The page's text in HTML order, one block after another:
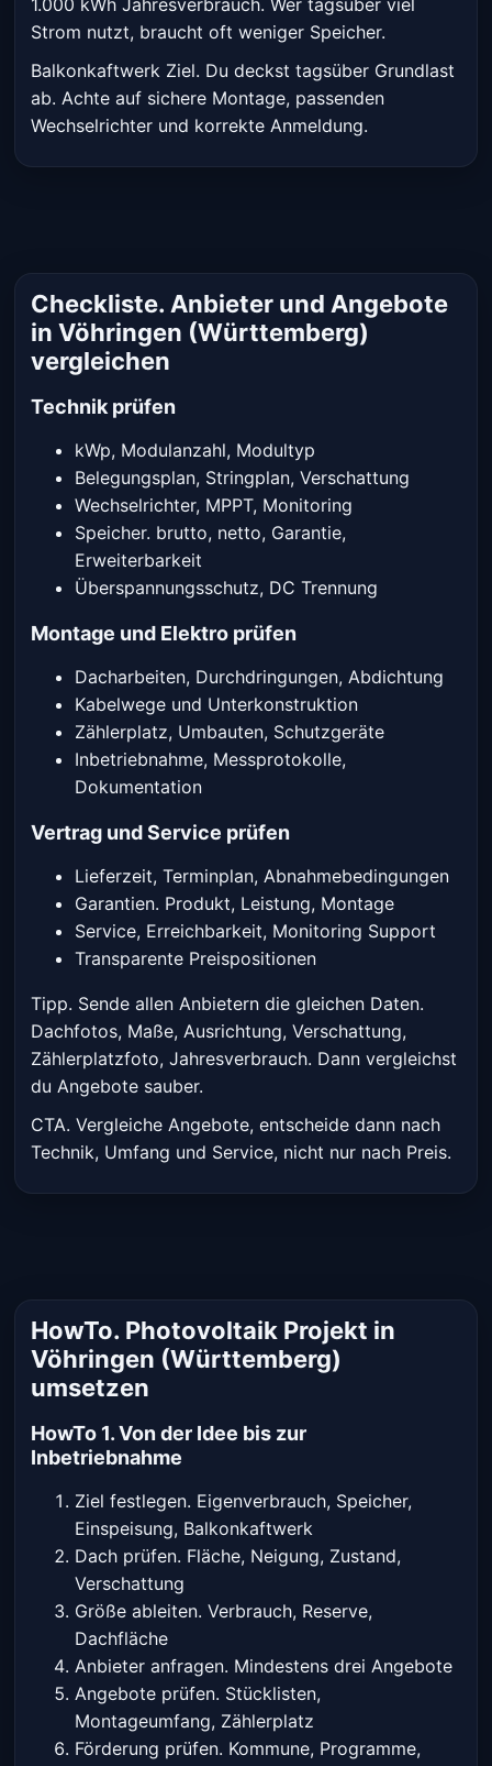
1.000 kWh Jahresverbrauch. Wer tagsüber viel
Strom nutzt, braucht oft weniger Speicher.
Balkonkaftwerk Ziel. Du deckst tagsüber Grundlast
ab. Achte auf sichere Montage, passenden
Wechselrichter und korrekte Anmeldung.
Checkliste. Anbieter und Angebote
in Vöhringen (Württemberg)
vergleichen
Technik prüfen
kWp, Modulanzahl, Modultyp
Belegungsplan, Stringplan, Verschattung
Wechselrichter, MPPT, Monitoring
Speicher. brutto, netto, Garantie,
Erweiterbarkeit
Überspannungsschutz, DC Trennung
Montage und Elektro prüfen
Dacharbeiten, Durchdringungen, Abdichtung
Kabelwege und Unterkonstruktion
Zählerplatz, Umbauten, Schutzgeräte
Inbetriebnahme, Messprotokolle,
Dokumentation
Vertrag und Service prüfen
Lieferzeit, Terminplan, Abnahmebedingungen
Garantien. Produkt, Leistung, Montage
Service, Erreichbarkeit, Monitoring Support
Transparente Preispositionen
Tipp. Sende allen Anbietern die gleichen Daten.
Dachfotos, Maße, Ausrichtung, Verschattung,
Zählerplatzfoto, Jahresverbrauch. Dann vergleichst
du Angebote sauber.
CTA. Vergleiche Angebote, entscheide dann nach
Technik, Umfang und Service, nicht nur nach Preis.
HowTo. Photovoltaik Projekt in
Vöhringen (Württemberg)
umsetzen
HowTo 1. Von der Idee bis zur
Inbetriebnahme
Ziel festlegen. Eigenverbrauch, Speicher,
Einspeisung, Balkonkaftwerk
Dach prüfen. Fläche, Neigung, Zustand,
Verschattung
Größe ableiten. Verbrauch, Reserve,
Dachfläche
Anbieter anfragen. Mindestens drei Angebote
Angebote prüfen. Stücklisten,
Montageumfang, Zählerplatz
Förderung prüfen. Kommune, Programme,